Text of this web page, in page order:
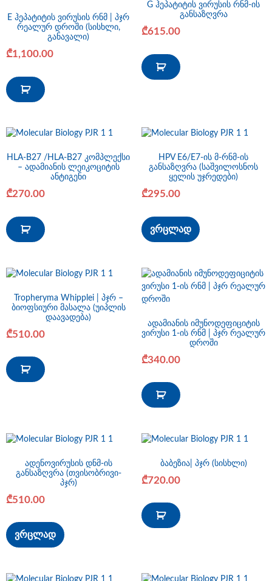
E ჰეპატიტის ვირუსის რნმ | პჯრ
რეალურ დროში (სისხლი,
განავალი)
₾1,100.00
G ჰეპატიტის ვირუსის რნმ-ის
განსაზღვრა
₾615.00
HLA-B27 /HLA-B27 კომპლექსი
– ადამიანის ლეიკოციტის
ანტიგენი
₾270.00
HPV E6/E7-ის მ-რნმ-ის
განსაზღვრა (საშვილოსნოს
ყელის უჯრედები)
₾295.00
ვრცლად
Tropheryma Whipplei | პჯრ –
ბიოფსიური მასალა (უიპლის
დაავადება)
₾510.00
ადამიანის იმუნოდეფიციტის
ვირუსი 1-ის რნმ | პჯრ რეალურ
დროში
₾340.00
ადენოვირუსის დნმ-ის
განსაზღვრა (თვისობრივი-
პჯრ)
₾510.00
ვრცლად
ბაბეზია| პჯრ (სისხლი)
₾720.00